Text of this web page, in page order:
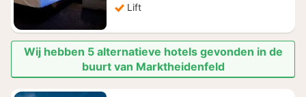
Lift
Wij hebben 5 alternatieve hotels gevonden in de
buurt van Marktheidenfeld